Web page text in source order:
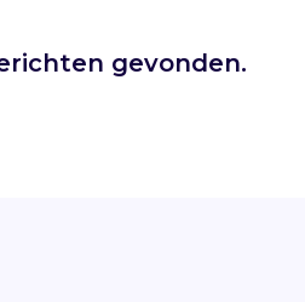
gevonden.